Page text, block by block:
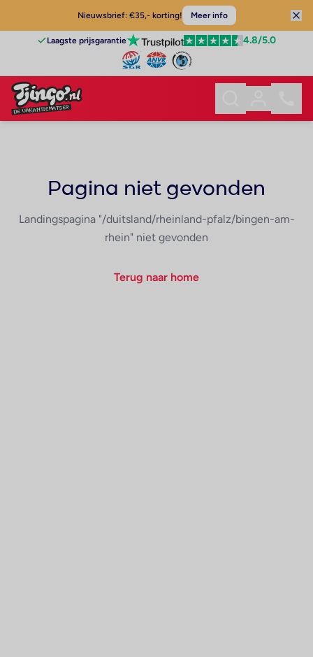
Nieuwsbrief: €35,- korting! Meer info
Laagste prijsgarantie 4.8/5.0
Pagina niet gevonden
Landingspagina "/duitsland/rheinland-pfalz/bingen-am-
rhein" niet gevonden
Terug naar home